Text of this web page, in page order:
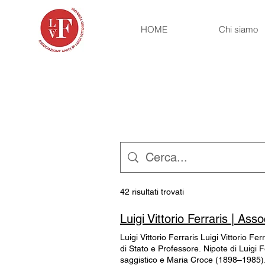
HOME Chi siamo
42 risultati trovati
Luigi Vittorio Ferraris |
Luigi Vittorio Ferraris Luigi Vittorio
di Stato e Professore. Nipote di Luigi
saggistico e Maria Croce